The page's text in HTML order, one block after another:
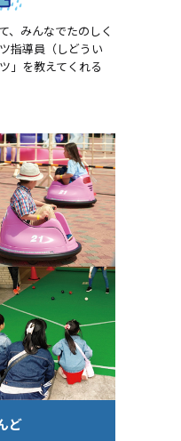
、みんなでたのしく
指導員（しどうい
」を教えてくれる
ど